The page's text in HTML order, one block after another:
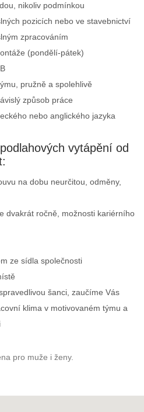
nikoliv podmínkou
pozicích nebo ve stavebnictví
zpracováním
(pondělí-pátek)
pružně a spolehlivě
způsob práce
nebo anglického jazyka
vytápění od
na dobu neurčitou, odměny,
dvakrát ročně, možnosti kariérního
ze sídla společnosti
šanci, zaučíme Vás
klima v motivovaném týmu a
pro muže i ženy.